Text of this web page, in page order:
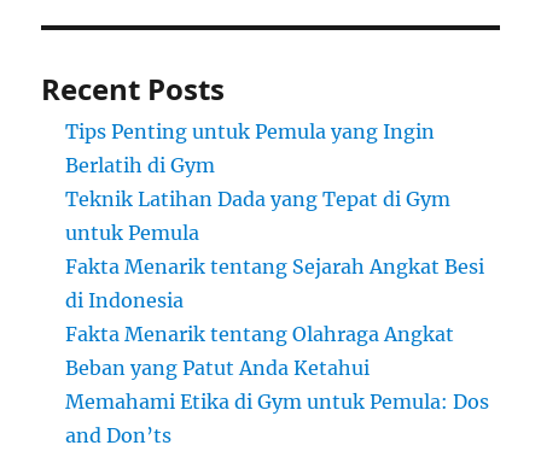
Recent Posts
Tips Penting untuk Pemula yang Ingin
Berlatih di Gym
Teknik Latihan Dada yang Tepat di Gym
untuk Pemula
Fakta Menarik tentang Sejarah Angkat Besi
di Indonesia
Fakta Menarik tentang Olahraga Angkat
Beban yang Patut Anda Ketahui
Memahami Etika di Gym untuk Pemula: Dos
and Don’ts